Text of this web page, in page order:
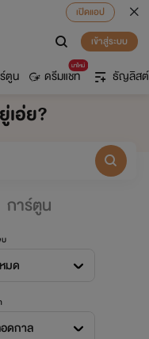
เปิดแอป
เข้าสู่ระบบ
ตูน
มาใหม่
ดรีมแชท ธัญลิสต์
เอ่ย?
การ์ตูน
มด
ดกาล